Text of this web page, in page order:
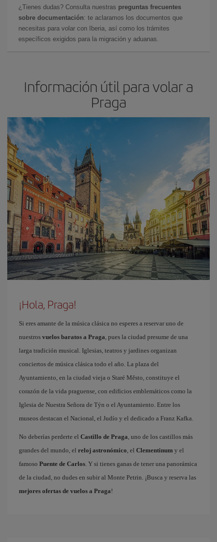
¿Tienes dudas? Consulta nuestras preguntas frecuentes
sobre documentación: te aclaramos los documentos que
necesitas para volar con Iberia, así como los trámites
específicos exigidos para la migración y aduanas.
Información útil para volar a
Praga
¡Hola, Praga!
Si eres amante de la música clásica no esperes a reservar uno de
nuestros vuelos baratos a Praga, pues la ciudad presume de una
larga tradición musical. Iglesias, teatros y jardines organizan
conciertos de música clásica todo el año. La plaza del
Ayuntamiento, en la ciudad vieja o Staré Město, constituye el
corazón de la vida praguense, con edificios emblemáticos como la
Iglesia de Nuestra Señora de Týn o el Ayuntamiento. Entre los
museos destacan el Nacional, el Judío y el dedicado a Franz Kafka.
No deberías perderte el Castillo de Praga, uno de los castillos más
grandes del mundo, el reloj astronómico, el Clementinum y el
famoso Puente de Carlos. Y si tienes ganas de tener una panorámica
de la ciudad, no dudes en subir al Monte Petrin. ¡Busca y reserva las
mejores ofertas de vuelos a Praga!